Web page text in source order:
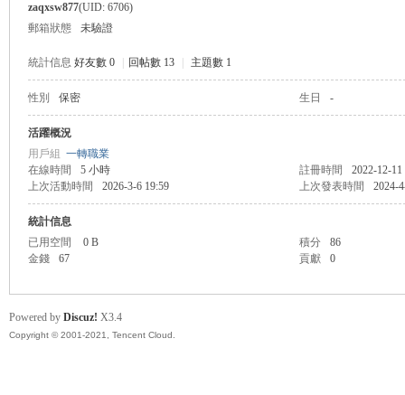
zaqxsw877(UID: 6706)
郵箱狀態
未驗證
統計信息 好友數 0 回帖數 13 主題數 1
性別 保密 生日 -
活躍概況
用戶組 一轉職業
在線時間
5 小時 註冊時間
2022-12-11
上次活動時間
2026-3-6 19:59 上次發表時間 2024-
統計信息
已用空間
0 B 積分
86
金錢
67 貢獻 0
Powered by Discuz! X3.4
Copyright © 2001-2021, Tencent Cloud.